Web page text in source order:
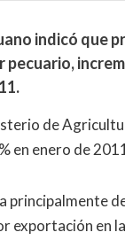
indicó que
de
en enero de
principalmente
exportación en